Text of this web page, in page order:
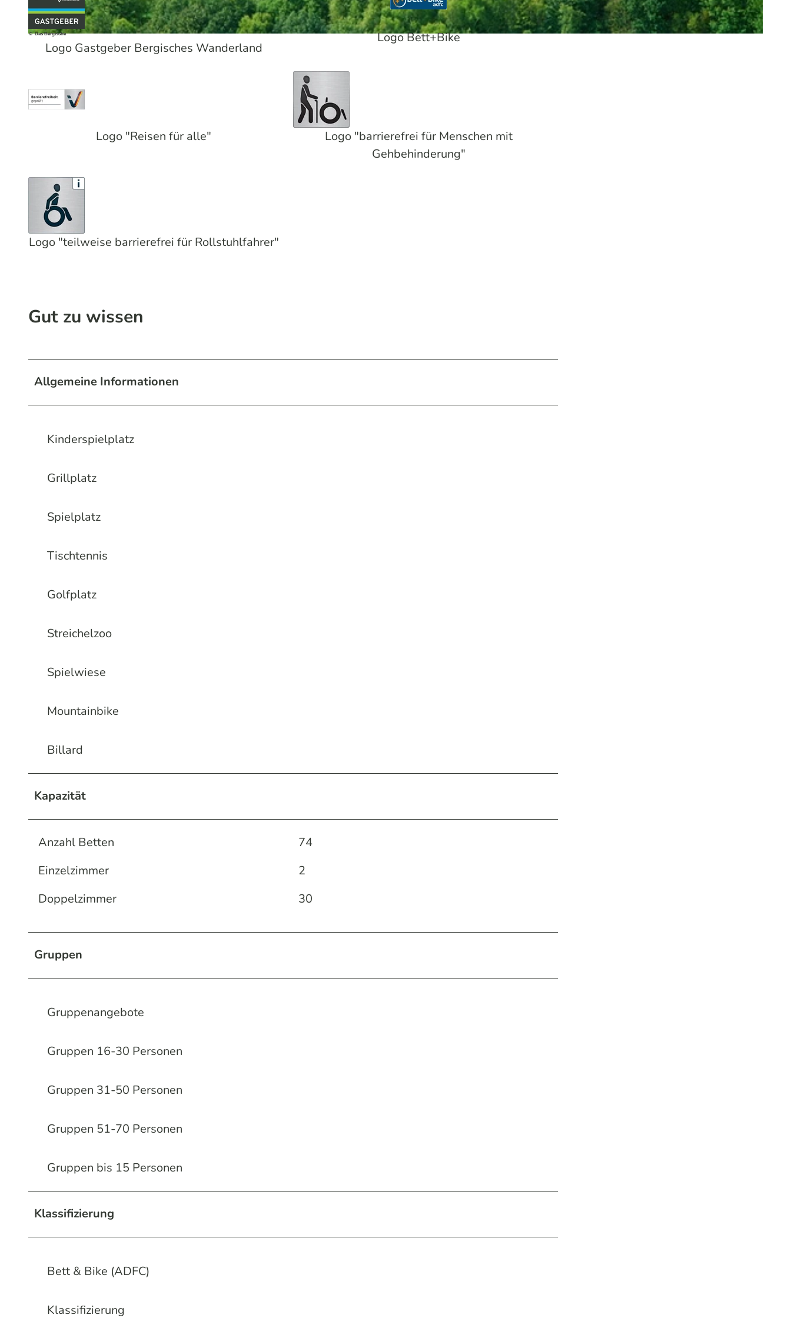
© Das Bergische
Logo Gastgeber Bergisches Wanderland
Logo Bett+Bike
Logo "Reisen für alle"
Logo "barrierefrei für Menschen mit
Gehbehinderung"
Logo "teilweise barrierefrei für Rollstuhlfahrer"
Gut zu wissen
Allgemeine Informationen
Kinderspielplatz
Grillplatz
Spielplatz
Tischtennis
Golfplatz
Streichelzoo
Spielwiese
Mountainbike
Billard
Kapazität
Anzahl Betten
74
Einzelzimmer
2
Doppelzimmer
30
Gruppen
Gruppenangebote
Gruppen 16-30 Personen
Gruppen 31-50 Personen
Gruppen 51-70 Personen
Gruppen bis 15 Personen
Klassifizierung
Bett & Bike (ADFC)
Klassifizierung